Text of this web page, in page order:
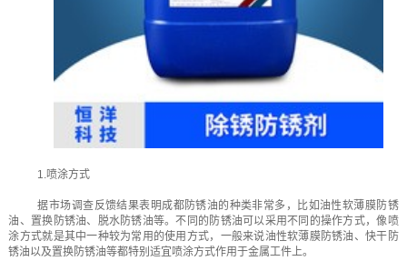
1.喷涂方式
据市场调查反馈结果表明成都防锈油的种类非常多，比如油性软薄膜防锈
油、置换防锈油、脱水防锈油等。不同的防锈油可以采用不同的操作方式，像喷
涂方式就是其中一种较为常用的使用方式，一般来说油性软薄膜防锈油、快干防
锈油以及置换防锈油等都特别适宜喷涂方式作用于金属工件上。